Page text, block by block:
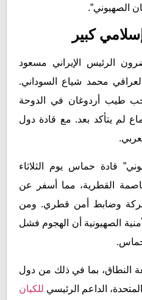
الصهيوني”.
كبير
الرئيس الإيراني مسعود
محمد شياع السوداني.
طيب أردوغان في الدوحة
لم يتأكد بعد. مع قادة دول
قادة حماس يوم الثلاثاء
القطرية، مما أسفر عن
وضابط أمن قطري. ومن
الصهيونية أن الهجوم فشل
النطاق، بما في ذلك من دول
الداعم الرئيسي للكيان